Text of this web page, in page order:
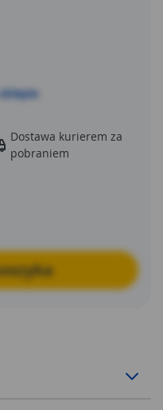
Dostawa kurierem za
pobraniem